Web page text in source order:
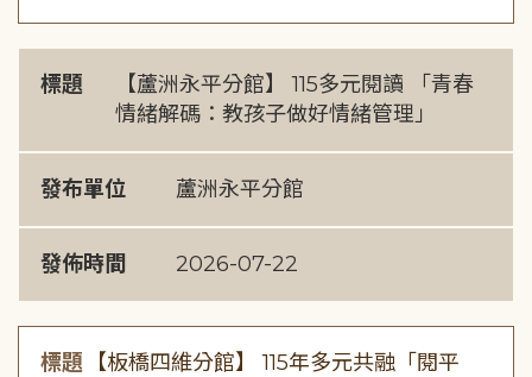
標題
【蘆洲永平分館】 115多元閱讀 「青春
情緒解碼：教孩子做好情緒管理」
發布單位 蘆洲永平分館
發佈時間 2026-07-22
標題 【板橋四維分館】 115年多元共融「閱平